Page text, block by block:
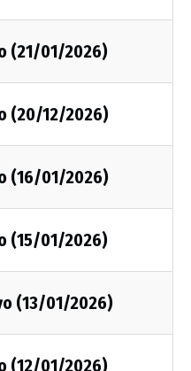
(21/01/2026)
(20/12/2026)
(16/01/2026)
(15/01/2026)
(13/01/2026)
(12/01/2026)